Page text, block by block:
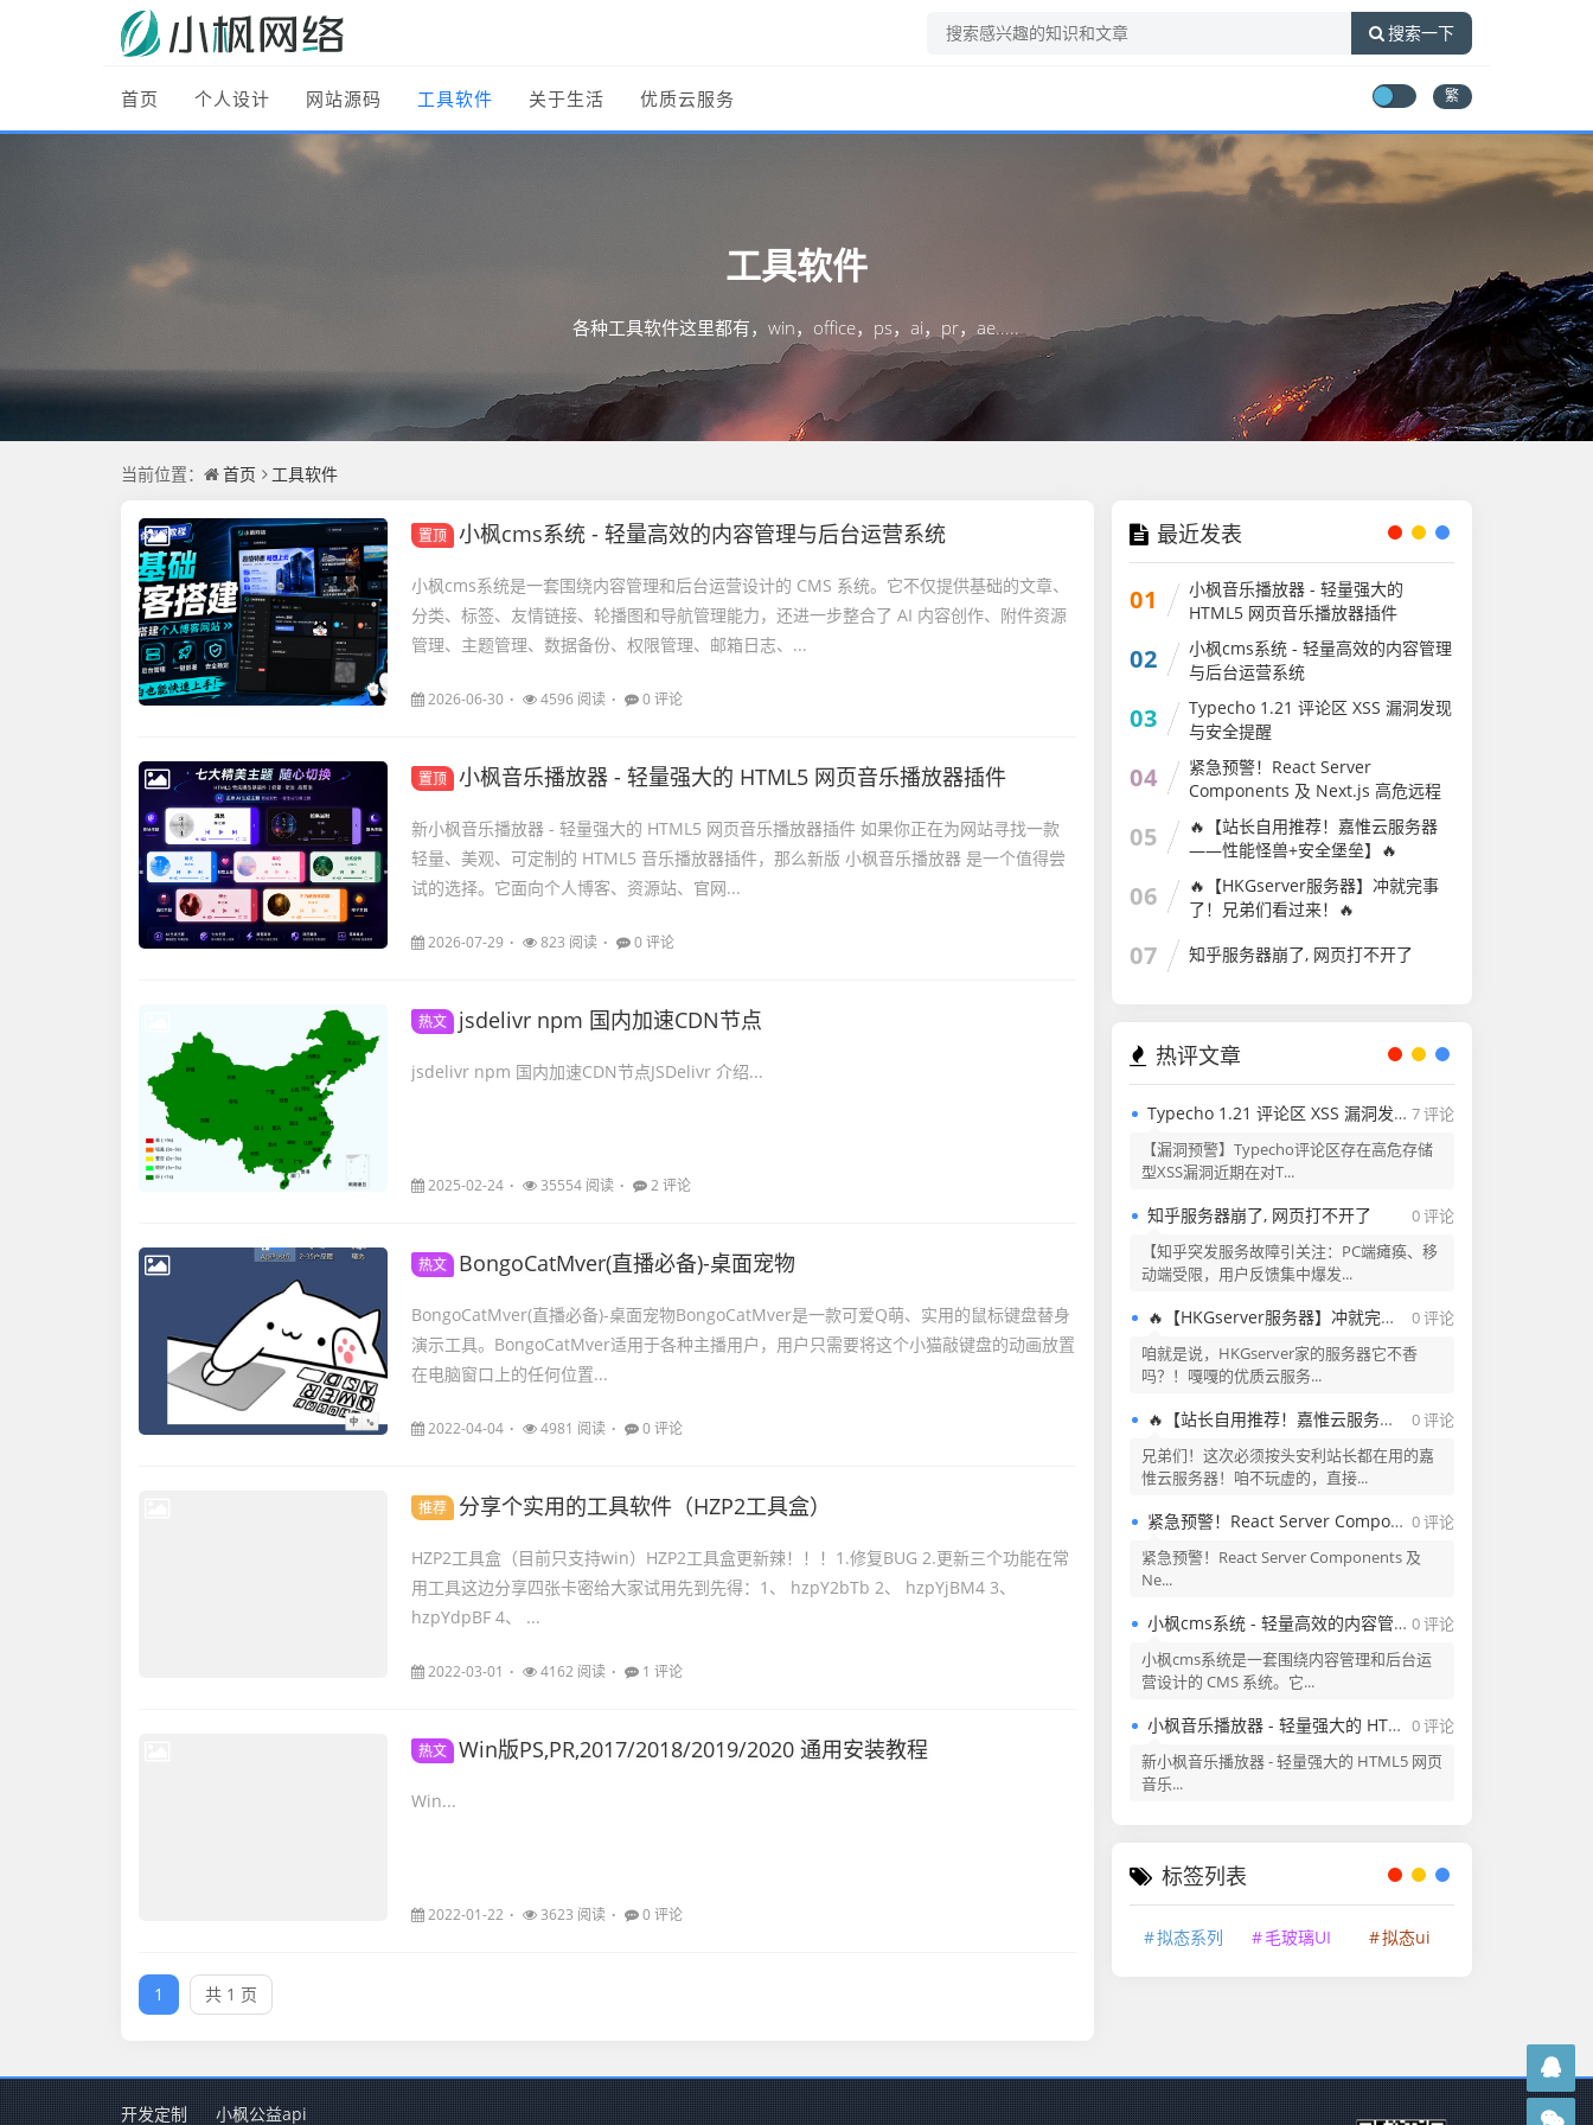
搜索一下
首页 个人设计 网站源码 工具软件 关于生活 优质云服务 繁
工具软件
各种工具软件这里都有，win，office，ps，ai，pr，ae.....
当前位置： 首页 工具软件
置顶 小枫cms系统 - 轻量高效的内容管理与后台运营系统
小枫cms系统是一套围绕内容管理和后台运营设计的 CMS 系统。它不仅提供基础的文章、
分类、标签、友情链接、轮播图和导航管理能力，还进一步整合了 AI 内容创作、附件资源
管理、主题管理、数据备份、权限管理、邮箱日志、...
2026-06-30 4596 阅读 0 评论
置顶 小枫音乐播放器 - 轻量强大的 HTML5 网页音乐播放器插件
新小枫音乐播放器 - 轻量强大的 HTML5 网页音乐播放器插件 如果你正在为网站寻找一款
轻量、美观、可定制的 HTML5 音乐播放器插件，那么新版 小枫音乐播放器 是一个值得尝
试的选择。它面向个人博客、资源站、官网...
2026-07-29 823 阅读 0 评论
热文 jsdelivr npm 国内加速CDN节点
jsdelivr npm 国内加速CDN节点JSDelivr 介绍...
2025-02-24 35554 阅读 2 评论
热文 BongoCatMver(直播必备)-桌面宠物
BongoCatMver(直播必备)-桌面宠物BongoCatMver是一款可爱Q萌、实用的鼠标键盘替身
演示工具。BongoCatMver适用于各种主播用户，用户只需要将这个小猫敲键盘的动画放置
在电脑窗口上的任何位置...
2022-04-04 4981 阅读 0 评论
推荐 分享个实用的工具软件（HZP2工具盒）
HZP2工具盒（目前只支持win）HZP2工具盒更新辣！！！1.修复BUG 2.更新三个功能在常
用工具这边分享四张卡密给大家试用先到先得：1、 hzpY2bTb 2、 hzpYjBM4 3、
hzpYdpBF 4、 ...
2022-03-01 4162 阅读 1 评论
热文 Win版PS,PR,2017/2018/2019/2020 通用安装教程
Win...
2022-01-22 3623 阅读 0 评论
1 共 1 页
最近发表
01
小枫音乐播放器 - 轻量强大的
HTML5 网页音乐播放器插件
02
小枫cms系统 - 轻量高效的内容管理
与后台运营系统
03
Typecho 1.21 评论区 XSS 漏洞发现
与安全提醒
04
紧急预警！React Server
Components 及 Next.js 高危远程
代码执行漏洞（CVE-2025-
55182/CVE-2025-66478）
05
🔥【站长自用推荐！嘉惟云服务器
——性能怪兽+安全堡垒】🔥
06
🔥【HKGserver服务器】冲就完事
了！兄弟们看过来！🔥
07 知乎服务器崩了, 网页打不开了
热评文章
7 评论
Typecho 1.21 评论区 XSS 漏洞发现与安全提醒
【漏洞预警】Typecho评论区存在高危存储
型XSS漏洞近期在对T...
0 评论
知乎服务器崩了, 网页打不开了
【知乎突发服务故障引关注：PC端瘫痪、移
动端受限，用户反馈集中爆发...
0 评论
🔥【HKGserver服务器】冲就完事了！兄弟们看过来！🔥
咱就是说，HKGserver家的服务器它不香
吗？！嘎嘎的优质云服务...
0 评论
🔥【站长自用推荐！嘉惟云服务器——性能怪兽+安全堡垒】🔥
兄弟们！这次必须按头安利站长都在用的嘉
惟云服务器！咱不玩虚的，直接...
0 评论
紧急预警！React Server Components 及 Next.js 高危远程代码执行漏洞（CVE-2025-55182/CVE-2025-66478）
紧急预警！React Server Components 及
Ne...
0 评论
小枫cms系统 - 轻量高效的内容管理与后台运营系统
小枫cms系统是一套围绕内容管理和后台运
营设计的 CMS 系统。它...
0 评论
小枫音乐播放器 - 轻量强大的 HTML5 网页音乐播放器插件
新小枫音乐播放器 - 轻量强大的 HTML5 网页
音乐...
标签列表
拟态系列 毛玻璃UI 拟态ui
开发定制 小枫公益api